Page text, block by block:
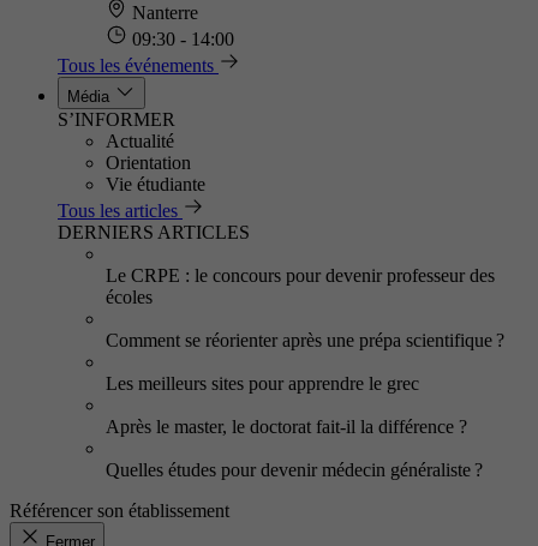
Nanterre
09:30 - 14:00
Tous les événements
Média
S’INFORMER
Actualité
Orientation
Vie étudiante
Tous les articles
DERNIERS ARTICLES
Le CRPE : le concours pour devenir professeur des
écoles
Comment se réorienter après une prépa scientifique ?
Les meilleurs sites pour apprendre le grec
Après le master, le doctorat fait-il la différence ?
Quelles études pour devenir médecin généraliste ?
Référencer son établissement
Fermer